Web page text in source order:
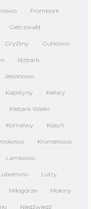
Frombork
Gietrzwałd
Gryźliny Gutkowo
Idzbark
Jesionowo
Kaplityny Kielary
Klebark Wielki
Komalwy Kosyń
Kromerowo
Lamkowo
Lutry
Miłogórze Mokiny
Niedźwiedź